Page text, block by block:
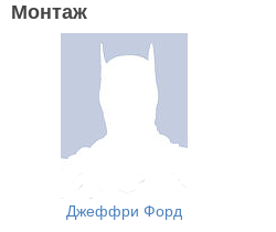
Монтаж
Джеффри Форд